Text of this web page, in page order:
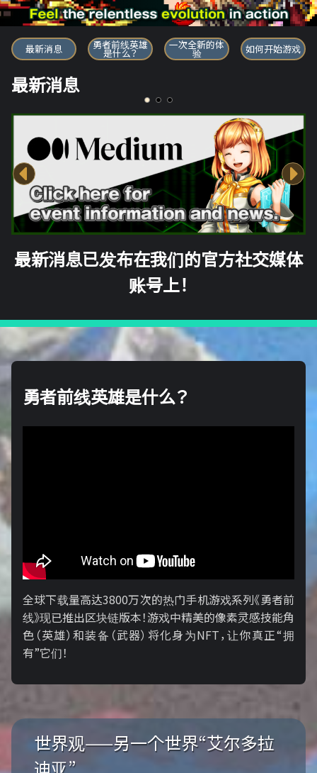
勇者前线英雄
最新消息 勇者前线英雄
是什么？
一次全新的体
验 如何开始游戏
最新消息
最新消息已发布在我们的官方社交媒体
账号上！
勇者前线英雄是什么？
全球下载量高达3800万次的热门手机游戏系列《勇者前
线》现已推出区块链版本！游戏中精美的像素灵感技能角
色（英雄）和装备（武器）将化身为NFT，让你真正“拥
有”它们！
世界观——另一个世界“艾尔多拉
迪亚”